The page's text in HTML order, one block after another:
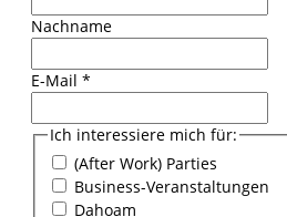
Nachname
E-Mail *
Ich interessiere mich für:
(After Work) Parties
Business-Veranstaltungen
Dahoam